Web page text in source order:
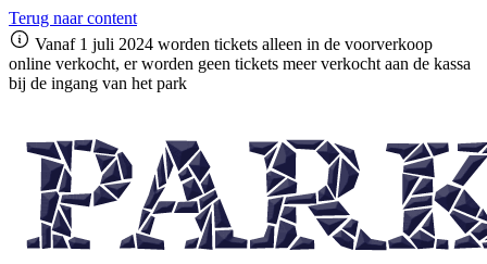
Terug naar content
Vanaf 1 juli 2024 worden tickets alleen in de voorverkoop
online verkocht, er worden geen tickets meer verkocht aan de kassa
bij de ingang van het park